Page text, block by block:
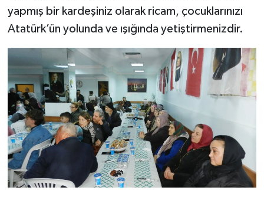
yapmış bir kardeşiniz olarak ricam, çocuklarınızı
Atatürk’ün yolunda ve ışığında yetiştirmenizdir.